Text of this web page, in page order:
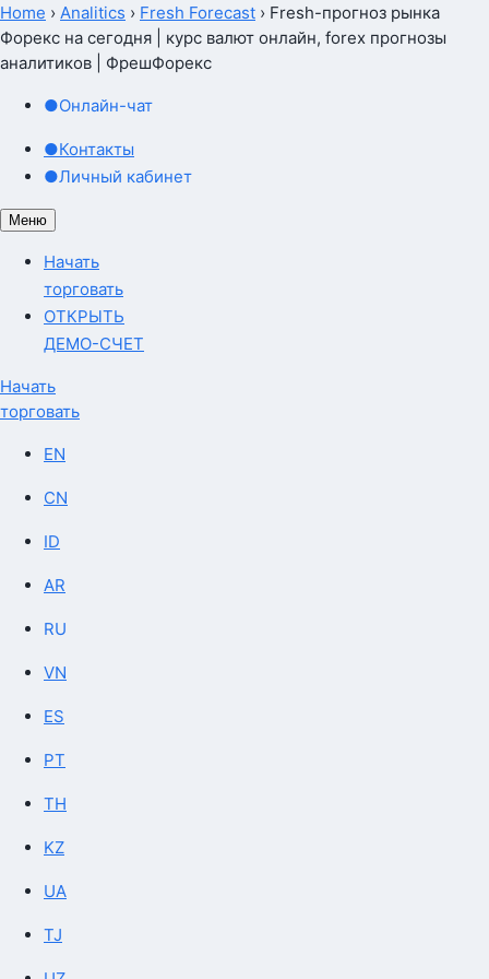
Home › Analitics › Fresh Forecast › Fresh-прогноз рынка
Форекс на сегодня | курс валют онлайн, forex прогнозы
аналитиков | ФрешФорекс
●Онлайн-чат
●Контакты
●Личный кабинет
Меню
Начать
торговать
ОТКРЫТЬ
ДЕМО-СЧЕТ
Начать
торговать
EN
CN
ID
AR
RU
VN
ES
PT
TH
KZ
UA
TJ